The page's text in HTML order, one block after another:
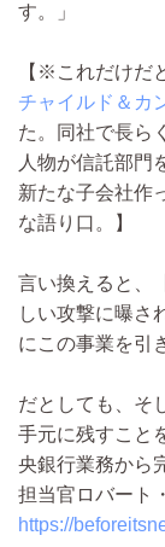
す。」
【※これだけだ
チャイルド＆カ
た。同社で長ら
人物が信託部門
新たな子会社作
な語り口。】
言い換えると、
しい攻撃に曝さ
にこの事業を引
だとしても、そ
手元に残すこと
央銀行業務から
担当官ロバート
https://